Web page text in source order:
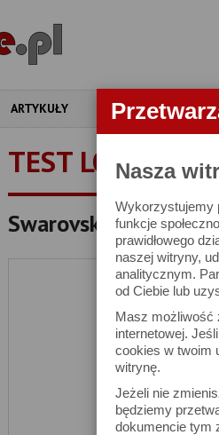
Nasza
Wykorzystujemy
funkcje
prawidłowego
naszej witryny,
analitycznym.
od Ciebie lub
Masz możliwość
internetowej.
cookies w twoim
witrynę.
Jeżeli nie
będziemy
dokumencie tym
ARTYKUŁY APARATY
TEST LORNETKI
Swarovski NL Pure